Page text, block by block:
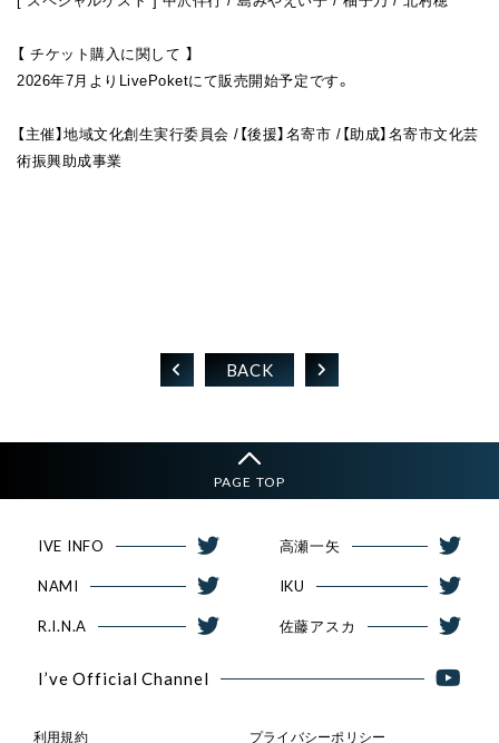
【 チケット購入に関して 】
2026年7月よりLivePoketにて販売開始予定です。
【主催】地域文化創生実行委員会 /【後援】名寄市 /【助成】名寄市文化芸
術振興助成事業
BACK
PAGE TOP
IVE INFO 高瀬一矢
NAMI IKU
R.I.N.A 佐藤アスカ
I’ve Official Channel
利用規約 プライバシーポリシー